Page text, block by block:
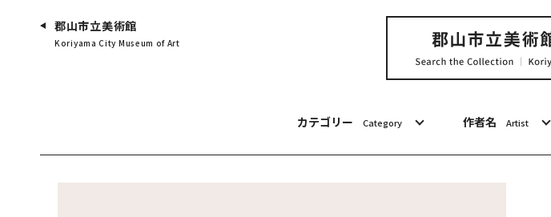
カテゴリー Category 作者名 Artist
郡山市立美術館
Koriyama City Museum of Art